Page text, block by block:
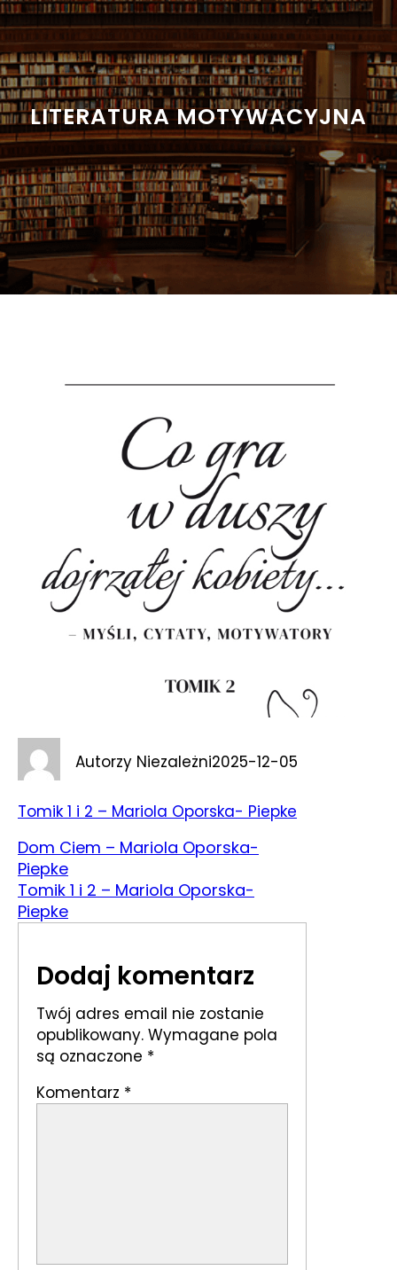
LITERATURA MOTYWACYJNA
Autorzy Niezależni2025-12-05
Tomik 1 i 2 – Mariola Oporska- Piepke
Dom Ciem – Mariola Oporska-
Piepke
Tomik 1 i 2 – Mariola Oporska-
Piepke
Dodaj komentarz
Twój adres email nie zostanie
opublikowany. Wymagane pola
są oznaczone *
Komentarz *